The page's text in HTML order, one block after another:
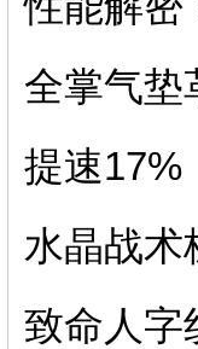
全掌气垫
提速17%
水晶战术
致命人字